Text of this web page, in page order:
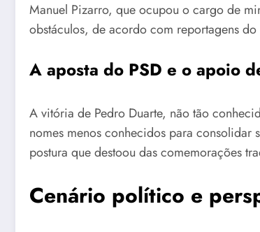
Manuel Pizarro, que ocupou o cargo de
obstáculos, de acordo com reportagens do
A aposta do PSD e o apoio
A vitória de Pedro Duarte, não tão
nomes menos conhecidos para
postura que destoou das comemorações
Cenário político e